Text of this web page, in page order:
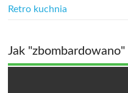
Retro kuchnia
Jak